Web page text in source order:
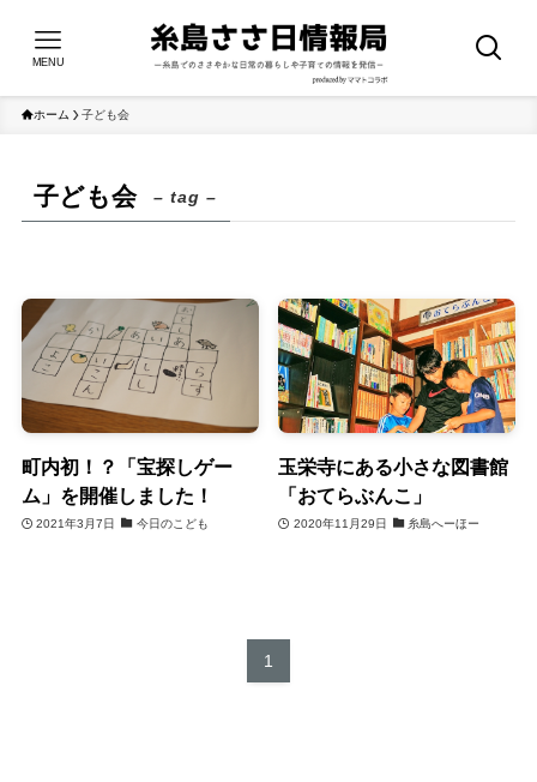
MENU
ホーム 子ども会
子ども会 – tag –
町内初！？「宝探しゲー
ム」を開催しました！
2021年3月7日 今日のこども
玉栄寺にある小さな図書館
「おてらぶんこ」
2020年11月29日 糸島へーほー
1